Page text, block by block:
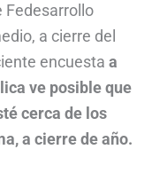
Fedesarrollo
a cierre del
encuesta a
ve posible que
cerca de los
a cierre de año.